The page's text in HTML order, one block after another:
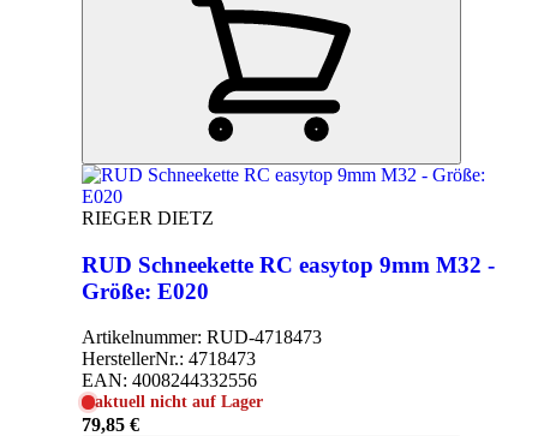
RIEGER DIETZ
RUD Schneekette RC easytop 9mm M32 -
Größe: E020
Artikelnummer: RUD-4718473
HerstellerNr.: 4718473
EAN: 4008244332556
aktuell nicht auf Lager
79,85 €